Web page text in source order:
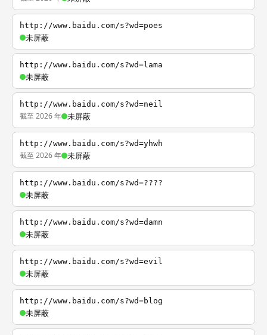
http://www.baidu.com/s?wd=poes
未屏蔽
http://www.baidu.com/s?wd=lama
未屏蔽
http://www.baidu.com/s?wd=neil
截至 2026 年 未屏蔽
http://www.baidu.com/s?wd=yhwh
截至 2026 年 未屏蔽
http://www.baidu.com/s?wd=????
未屏蔽
http://www.baidu.com/s?wd=damn
未屏蔽
http://www.baidu.com/s?wd=evil
未屏蔽
http://www.baidu.com/s?wd=blog
未屏蔽